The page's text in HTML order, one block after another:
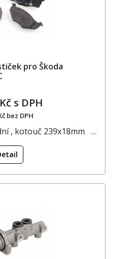
pro Škoda
s DPH
bez DPH
, kotouč 239x18mm …